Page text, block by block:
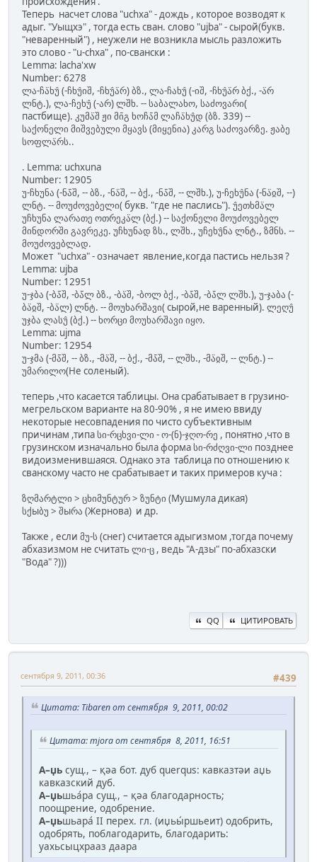
Теперь насчет слова "uchxa" - дождь , которое возводят к
адыг. "Уыщхэ" , тогда есть сван. слово "ujba" - сырой(букв.
"неваренный") , неужели не возникла мысль разложить
это слово - "u-chxa" , по-свански :
Lemma: lacha'xw
Number: 6278
ლა-ჩა̈ხუ̂ (-ჩხუ̂იშ, -ჩხუ̂ა̈რ) ბზ., ლა-ჩახუ̂ (-იშ, -ჩხუ̂ა̈რ ბქ., -ა̈რ
ლნტ.), ლა-ჩეხუ̂ (-არ) ლშხ. -- საბალახო, საძოვარი(
пастбище). კუმა̈შ ჟი მი̄გ ხოჩა̄მ ლაჩა̈ხუ̂დ (ბზ. 339) --
საქონელი მიშვებული მყავს (მიყენია) კარგ საძოვარზე. ჟაბე
სოფლა̈რს..
. Lemma: uchxuna
Number: 12905
უ-ჩხუნა (-ნა̈̄შ, -- ბზ., -ნა̈შ, -- ბქ., -ნა̄შ, -- ლშხ.), უ-ჩეხუ̂ნა (-ნა̈ჲშ, --)
ლნტ. -- მოუძოვებელი( букв. "где не паслись"). უ̂ეთხმა̈ლ
უჩხუნა ლარათე ოთრეკა̈ლ (ბქ.) -- საქონელი მოუძოვებელ
მინდორში გავრეკე. უჩხუნად ზს., ლშხ., უჩეხუ̂ნა ლნტ., ზმნს. --
მოუძოვებლად.
Может "uchxa" - означает явление,когда пастись нельзя ?
Lemma: ujba
Number: 12951
უ-ჯბა (-ბა̈̄შ, -ბა̈̄ლ ბზ., -ბა̈შ, -ბოლ ბქ., -ბა̄შ, -ბა̄ლ ლშხ.), უ-ჯაბა (-
ბა̈ჲშ, -ბა̈ლ) ლნტ. -- მოუხარშავი( сырой,не варенный). ლეღუ̂
უჯბა ლასუ̂ (ბქ.) -- ხორცი მოუხარშავი იყო.
Lemma: ujma
Number: 12954
უ-ჯმა (-მა̈̄შ, -- ბზ., -მა̈შ, -- ბქ., -მა̄შ, -- ლშხ., -მა̈ჲშ, -- ლნტ.) --
უმარილო(Не соленый).
теперь ,что касается таблицы. Она срабатывает в грузино-
мегрельском варианте на 80-90% , я не имею ввиду
некоторые несовпадения по чисто субъективным
причинам ,типа სი-რცხვი-ლი - ო-(ნ)-ჯღო-რე , понятно ,что в
грузинском изначально была форма სი-რძღვი-ლი позднее
видоизменившаяся. Однако эта таблица по отношению к
сванскому часто не срабатывает и таких примеров куча :
ზღმარტლი > ცხიმუნტურ > ზუნტი (Мушмула дикая)
სქыბუ > შыრა (Жернова) и др.
Также , если მუ-ს (снег) считается адыгизмом ,тогда почему
абхазизмом не считать ლი-ც , ведь "А-дзы" по-абхазски
"Вода" ?)))
QQ ЦИТИРОВАТЬ
#439
сентября 9, 2011, 00:36
Цитата: Tibaren от сентября 9, 2011, 00:02
Цитата: mjora от сентября 8, 2011, 16:51
А–џь сущ., – қәа бот. дуб querqus: кавказтәи аџь
кавказский дуб.
А–џьшьа́ра сущ., – қәа благодарность;
поощрение, одобрение.
А–џьшьара́ II перех. гл. (иџьы́ршьеит) одобрить,
одобрять, поблагодарить, благодарить:
уахьсыцхрааз даара